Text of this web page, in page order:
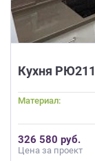
Кухня
Материал:
326 580 руб.
Цена за проект